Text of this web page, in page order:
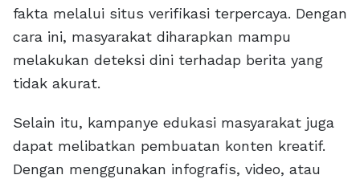
fakta melalui situs verifikasi terpercaya. Dengan
cara ini, masyarakat diharapkan mampu
melakukan deteksi dini terhadap berita yang
tidak akurat.
Selain itu, kampanye edukasi masyarakat juga
dapat melibatkan pembuatan konten kreatif.
Dengan menggunakan infografis, video, atau